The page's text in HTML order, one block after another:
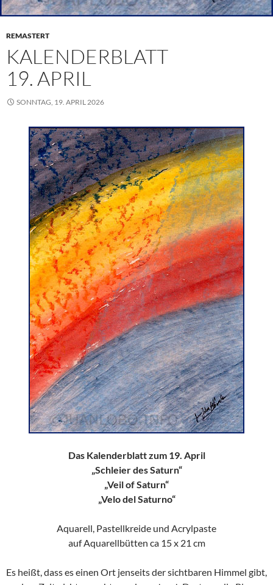
REMASTERT
KALENDERBLATT
19. APRIL
SONNTAG, 19. APRIL 2026
Das Kalenderblatt zum 19. April
„Schleier des Saturn“
„Veil of Saturn“
„Velo del Saturno“
Aquarell, Pastellkreide und Acrylpaste
auf Aquarellbütten ca 15 x 21 cm
Es heißt, dass es einen Ort jenseits der sichtbaren Himmel gibt,